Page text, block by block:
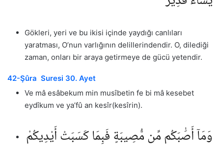
Gökleri, yeri ve bu ikisi içinde yaydığı canlıları
yaratması, O’nun varlığının delillerindendir. O, dilediği
zaman, onları bir araya getirmeye de gücü yetendir.
42-Şûra Suresi 30. Ayet
Ve mâ esâbekum min musîbetin fe bi mâ kesebet
eydîkum ve ya’fû an kesîr(kesîrin).
وَمَآ أَصَٰبَكُم مِّن مُّصِيبَةٍ فَبِمَا كَسَبَتْ أَيْدِيكُمْ